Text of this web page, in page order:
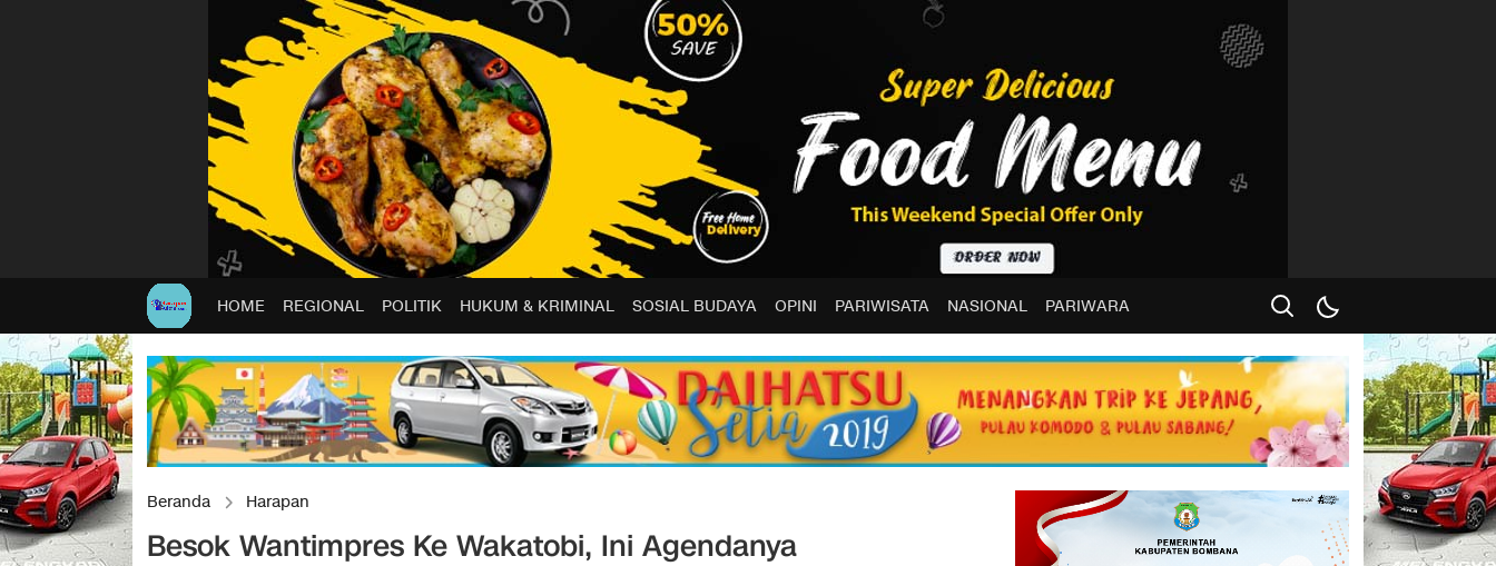
HOME REGIONAL POLITIK HUKUM & KRIMINAL SOSIAL BUDAYA OPINI PARIWISATA NASIONAL PARIWARA
Beranda Harapan
Besok Wantimpres Ke Wakatobi, Ini Agendanya